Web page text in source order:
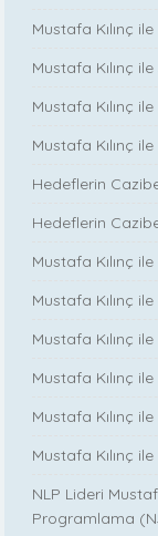
Mustafa Kılınç
Mustafa Kılınç
Mustafa Kılınç ile
Mustafa Kılınç
Hedeflerin
Hedeflerin
Mustafa Kılınç ile
Mustafa Kılınç ile
Mustafa Kılınç ile
Mustafa Kılınç
Mustafa Kılınç
Mustafa Kılınç
NLP Lideri
Programlama